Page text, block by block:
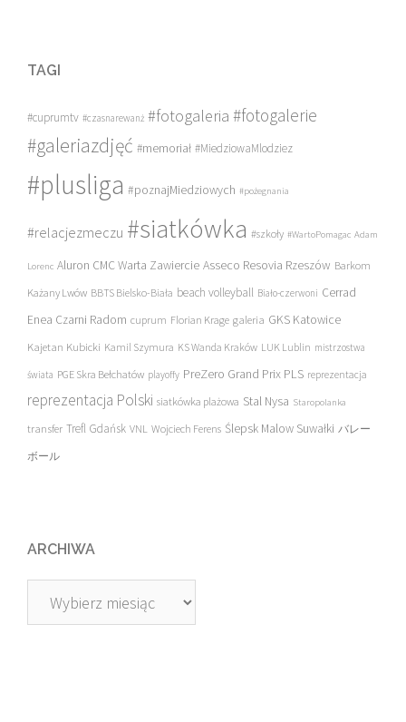
TAGI
#cuprumtv #czasnarewanż #fotogaleria #fotogalerie
#galeriazdjęć #memoriał #MiedziowaMlodziez
#plusliga #poznajMiedziowych #pożegnania
#relacjezmeczu #siatkówka #szkoły #WartoPomagac Adam
Lorenc Aluron CMC Warta Zawiercie Asseco Resovia Rzeszów Barkom
Każany Lwów BBTS Bielsko-Biała beach volleyball Biało-czerwoni Cerrad
Enea Czarni Radom cuprum Florian Krage galeria GKS Katowice
Kajetan Kubicki Kamil Szymura KS Wanda Kraków LUK Lublin mistrzostwa
świata PGE Skra Bełchatów playoffy PreZero Grand Prix PLS reprezentacja
reprezentacja Polski siatkówka plażowa Stal Nysa Staropolanka
transfer Trefl Gdańsk VNL Wojciech Ferens Ślepsk Malow Suwałki バレー
ボール
ARCHIWA
Archiwa